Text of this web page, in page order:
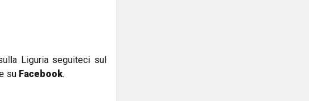
Liguria seguiteci sul
su Facebook.